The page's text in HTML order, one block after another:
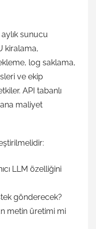
sunucu
kiralama,
log saklama,
ve ekip
API tabanlı
maliyet
LLM özelliğini
gönderecek?
metin üretimi mi